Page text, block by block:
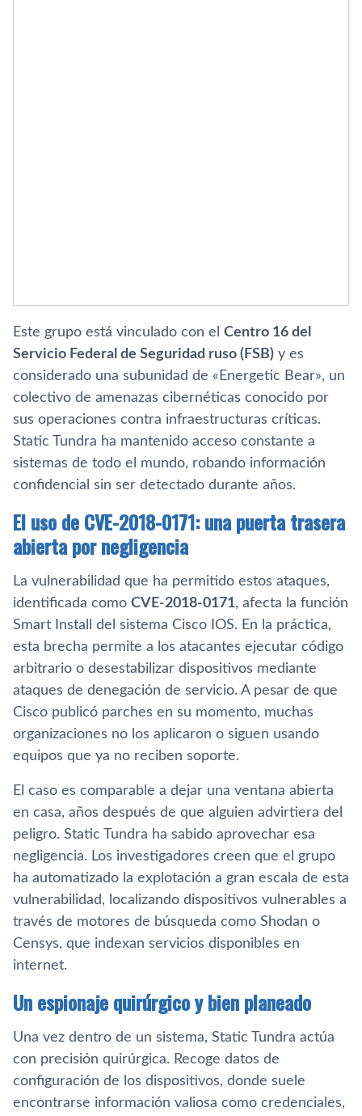
Este grupo está vinculado con el Centro 16 del
Servicio Federal de Seguridad ruso (FSB) y es
considerado una subunidad de «Energetic Bear», un
colectivo de amenazas cibernéticas conocido por
sus operaciones contra infraestructuras críticas.
Static Tundra ha mantenido acceso constante a
sistemas de todo el mundo, robando información
confidencial sin ser detectado durante años.
El uso de CVE-2018-0171: una puerta trasera
abierta por negligencia
La vulnerabilidad que ha permitido estos ataques,
identificada como CVE-2018-0171, afecta la función
Smart Install del sistema Cisco IOS. En la práctica,
esta brecha permite a los atacantes ejecutar código
arbitrario o desestabilizar dispositivos mediante
ataques de denegación de servicio. A pesar de que
Cisco publicó parches en su momento, muchas
organizaciones no los aplicaron o siguen usando
equipos que ya no reciben soporte.
El caso es comparable a dejar una ventana abierta
en casa, años después de que alguien advirtiera del
peligro. Static Tundra ha sabido aprovechar esa
negligencia. Los investigadores creen que el grupo
ha automatizado la explotación a gran escala de esta
vulnerabilidad, localizando dispositivos vulnerables a
través de motores de búsqueda como Shodan o
Censys, que indexan servicios disponibles en
internet.
Un espionaje quirúrgico y bien planeado
Una vez dentro de un sistema, Static Tundra actúa
con precisión quirúrgica. Recoge datos de
configuración de los dispositivos, donde suele
encontrarse información valiosa como credenciales,